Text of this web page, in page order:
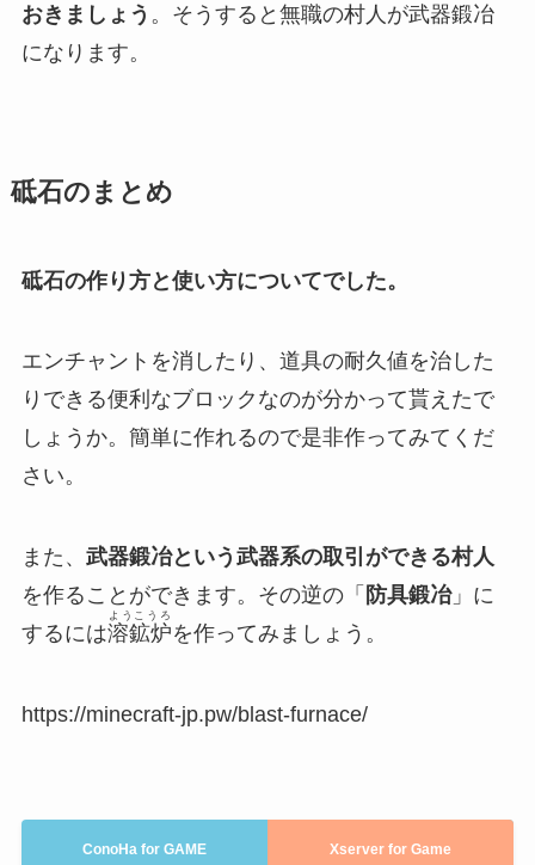
おきましょう 。そうすると無職の村人が武器鍛冶
になります。
砥石のまとめ
砥石の作り方と使い方についてでした。
エンチャントを消したり、道具の耐久値を治した
りできる便利なブロックなのが分かって貰えたで
しょうか。簡単に作れるので是非作ってみてくだ
さい。
また、 武器鍛冶という武器系の取引ができる村人
を作ることができます。その逆の「 防具鍛冶」に
するには溶鉱炉
ようこうろ
を作ってみましょう。
https://minecraft-jp.pw/blast-furnace/
ConoHa for GAME Xserver for Game